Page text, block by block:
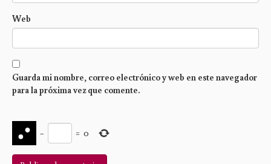
Web
Guarda mi nombre, correo electrónico y web en este navegador
para la próxima vez que comente.
− = 0